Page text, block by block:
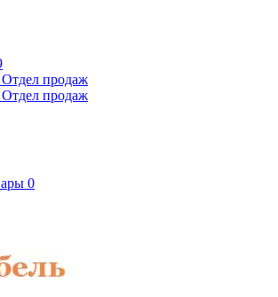
Отдел продаж
Отдел продаж
0